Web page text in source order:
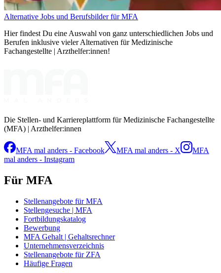
Alternative Jobs und Berufsbilder für MFA
Hier findest Du eine Auswahl von ganz unterschiedlichen Jobs und
Berufen inklusive vieler Alternativen für Medizinische
Fachangestellte | Arzthelfer:innen!
Die Stellen- und Karriereplattform für Medizinische Fachangestellte
(MFA) | Arzthelfer:innen
MFA mal anders - Facebook MFA mal anders - X
MFA
mal anders - Instagram
Für MFA
Stellenangebote für MFA
Stellengesuche | MFA
Fortbildungskatalog
Bewerbung
MFA Gehalt | Gehaltsrechner
Unternehmensverzeichnis
Stellenangebote für ZFA
Häufige Fragen